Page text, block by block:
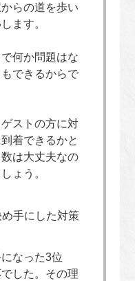
らの道を歩い
ます。
何か問題はな
できるからで
ストの方に対
着できるかと
は大丈夫なの
ょう。
手にした対策
なった3位
した。その理